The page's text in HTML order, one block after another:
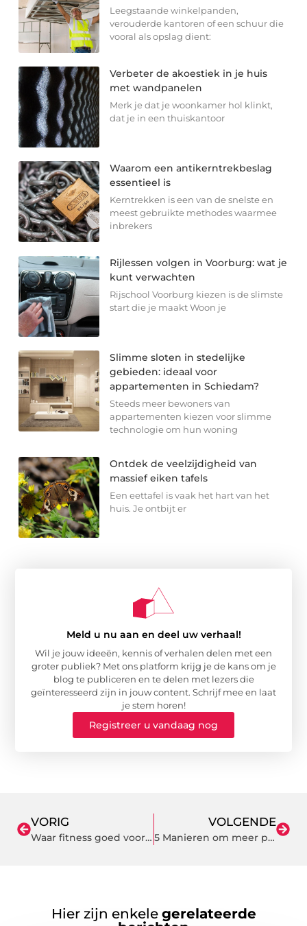
Leegstaande winkelpanden,
verouderde kantoren of een schuur die
vooral als opslag dient:
Verbeter de akoestiek in je huis
met wandpanelen
Merk je dat je woonkamer hol klinkt,
dat je in een thuiskantoor
Waarom een antikerntrekbeslag
essentieel is
Kerntrekken is een van de snelste en
meest gebruikte methodes waarmee
inbrekers
Rijlessen volgen in Voorburg: wat je
kunt verwachten
Rijschool Voorburg kiezen is de slimste
start die je maakt Woon je
Slimme sloten in stedelijke
gebieden: ideaal voor
appartementen in Schiedam?
Steeds meer bewoners van
appartementen kiezen voor slimme
technologie om hun woning
Ontdek de veelzijdigheid van
massief eiken tafels
Een eettafel is vaak het hart van het
huis. Je ontbijt er
Meld u nu aan en deel uw verhaal!
Wil je jouw ideeën, kennis of verhalen delen met een
groter publiek? Met ons platform krijg je de kans om je
blog te publiceren en te delen met lezers die
geïnteresseerd zijn in jouw content. Schrijf mee en laat
je stem horen!
Registreer u vandaag nog
VORIG
Waar fitness goed voor is
VOLGENDE
5 Manieren om meer privacy in je tuin te creëren
Hier zijn enkele gerelateerde